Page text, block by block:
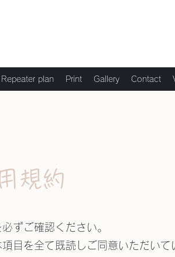
Repeater plan Print Gallery Contact
規約
ずご確認ください。
目を全て既読しご同意いただいて